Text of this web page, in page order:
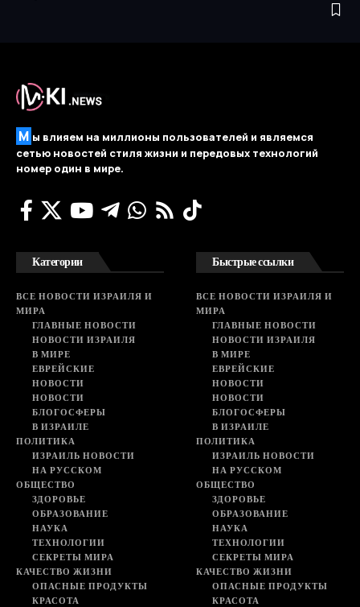
М ы влияем на миллионы пользователей и являемся
сетью новостей стиля жизни и передовых технологий
номер один в мире.
Категории
ВСЕ НОВОСТИ ИЗРАИЛЯ И
МИРА
ГЛАВНЫЕ НОВОСТИ
НОВОСТИ ИЗРАИЛЯ
В МИРЕ
ЕВРЕЙСКИЕ
НОВОСТИ
НОВОСТИ
БЛОГОСФЕРЫ
В ИЗРАИЛЕ
ПОЛИТИКА
ИЗРАИЛЬ НОВОСТИ
НА РУССКОМ
ОБЩЕСТВО
ЗДОРОВЬЕ
ОБРАЗОВАНИЕ
НАУКА
ТЕХНОЛОГИИ
СЕКРЕТЫ МИРА
КАЧЕСТВО ЖИЗНИ
ОПАСНЫЕ ПРОДУКТЫ
КРАСОТА
Быстрые ссылки
ВСЕ НОВОСТИ ИЗРАИЛЯ И
МИРА
ГЛАВНЫЕ НОВОСТИ
НОВОСТИ ИЗРАИЛЯ
В МИРЕ
ЕВРЕЙСКИЕ
НОВОСТИ
НОВОСТИ
БЛОГОСФЕРЫ
В ИЗРАИЛЕ
ПОЛИТИКА
ИЗРАИЛЬ НОВОСТИ
НА РУССКОМ
ОБЩЕСТВО
ЗДОРОВЬЕ
ОБРАЗОВАНИЕ
НАУКА
ТЕХНОЛОГИИ
СЕКРЕТЫ МИРА
КАЧЕСТВО ЖИЗНИ
ОПАСНЫЕ ПРОДУКТЫ
КРАСОТА